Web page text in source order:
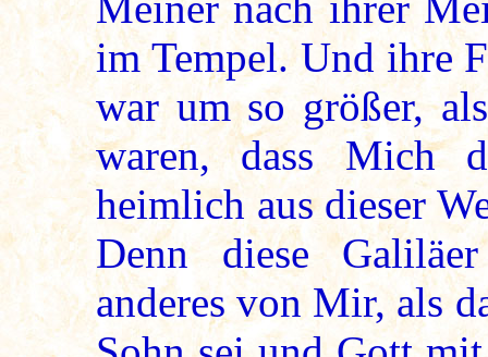
im Tempel. Und ihre
war um so größer,
waren, dass Mich
heimlich aus dieser
Denn diese
anderes von Mir, als